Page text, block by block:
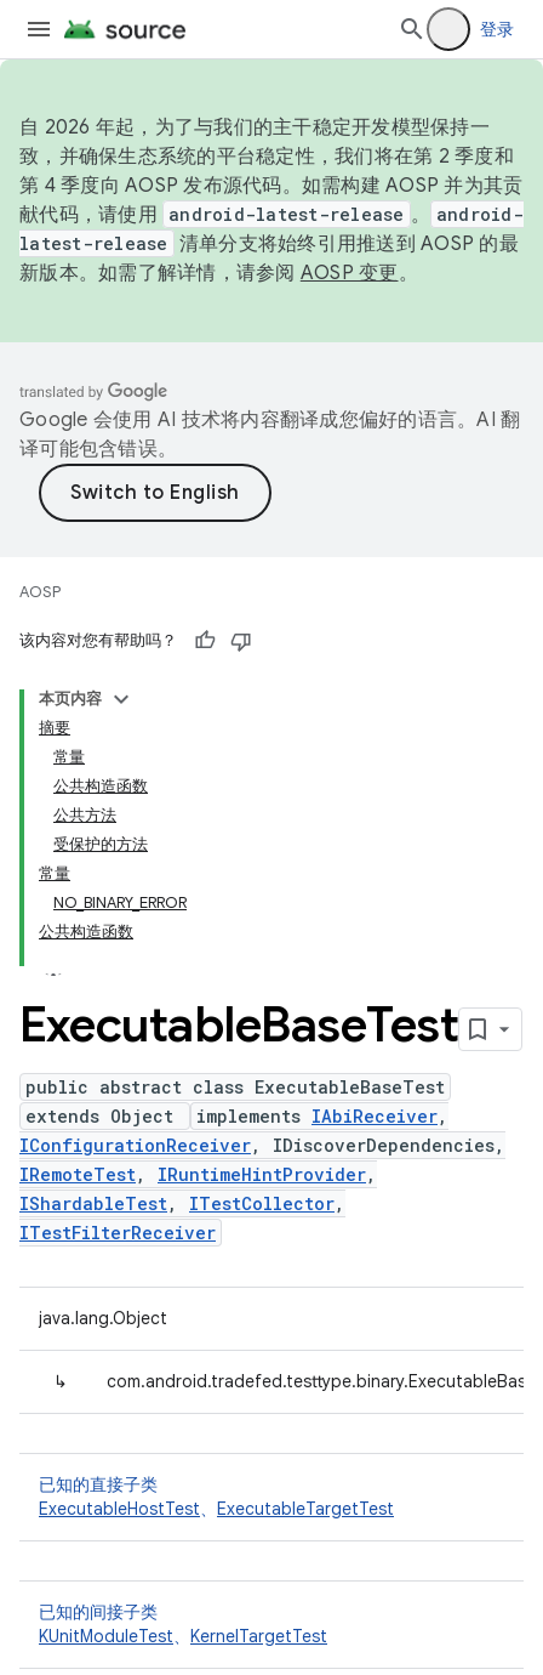
登录
自 2026 年起，为了与我们的主干稳定开发模型保持一
致，并确保生态系统的平台稳定性，我们将在第 2 季度和
第 4 季度向 AOSP 发布源代码。如需构建 AOSP 并为其贡
献代码，请使用 android-latest-release 。
android-
latest-release 清单分支将始终引用推送到 AOSP 的最
新版本。如需了解详情，请参阅 AOSP 变更。
Google 会使用 AI 技术将内容翻译成您偏好的语言。AI 翻
译可能包含错误。
AOSP
该内容对您有帮助吗？
本页内容
摘要
常量
公共构造函数
公共方法
受保护的方法
常量
NO_BINARY_ERROR
公共构造函数
ExecutableBaseTest
public abstract class ExecutableBaseTest
extends Object
implements IAbiReceiver,
IConfigurationReceiver, IDiscoverDependencies,
IRemoteTest, IRuntimeHintProvider,
IShardableTest, ITestCollector,
ITestFilterReceiver
java.lang.Object
↳
已知的直接子类
ExecutableHostTest、 ExecutableTargetTest
已知的间接子类
KUnitModuleTest、 KernelTargetTest